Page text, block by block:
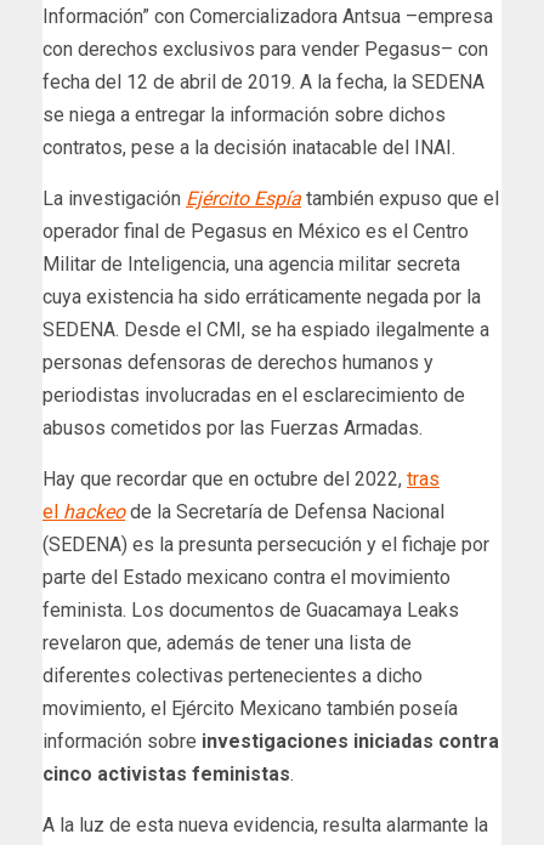
Información” con Comercializadora Antsua –empresa
con derechos exclusivos para vender Pegasus– con
fecha del 12 de abril de 2019. A la fecha, la SEDENA
se niega a entregar la información sobre dichos
contratos, pese a la decisión inatacable del INAI.
La investigación Ejército Espía también expuso que el
operador final de Pegasus en México es el Centro
Militar de Inteligencia, una agencia militar secreta
cuya existencia ha sido erráticamente negada por la
SEDENA. Desde el CMI, se ha espiado ilegalmente a
personas defensoras de derechos humanos y
periodistas involucradas en el esclarecimiento de
abusos cometidos por las Fuerzas Armadas.
Hay que recordar que en octubre del 2022, tras
el hackeode la Secretaría de Defensa Nacional
(SEDENA) es la presunta persecución y el fichaje por
parte del Estado mexicano contra el movimiento
feminista. Los documentos de Guacamaya Leaks
revelaron que, además de tener una lista de
diferentes colectivas pertenecientes a dicho
movimiento, el Ejército Mexicano también poseía
información sobre investigaciones iniciadas contra
cinco activistas feministas.
A la luz de esta nueva evidencia, resulta alarmante la